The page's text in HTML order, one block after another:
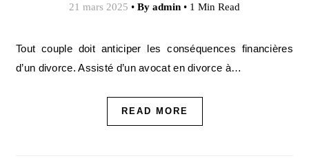
21 mars 2025 • By admin • 1 Min Read
Tout couple doit anticiper les conséquences financières
d’un divorce. Assisté d’un avocat en divorce à…
READ MORE